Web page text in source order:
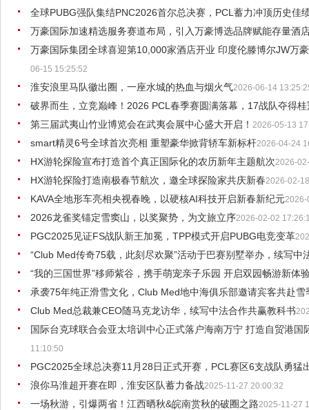
全球PUBG强队集结PNC2026首尔总决赛，PCL蓄力冲顶历史佳
万豪国际加速精选服务赛道布局，引入万豪博选品牌赋能存量酒
万豪国际集团全球喜迎第10,000家酒店开业 印度伦滕博尔JW万
06-15 15:25:52
淮安浪里马队徽出圈，一座水城的热血与烟火气2026-06-14
破界而生，立竞巅峰！2026 PCL春季赛圆满落幕，17战队夺得桂
第三届武夷山竹业博览会在武夷会展中心盛大开启！ 2026-05-13
smart精灵6号全球首次亮相 重塑豪华掀背轿车新标杆2026-04-24
HX游轮探险宣布打造首个真正国际化的农历新年主题航次2026-
HX游轮探险打造南极春节航次，邀全球探险家共庆新春2026-02-
KAVA全地形车亮相央视春晚，以硬核AI科技开启新春新纪元2026-
2026龙雀奖锚定雪窦山，以奖聚势，为文旅立序2026-02-02
PGC2025见证FS战队新王加冕，TPP模式开启PUBG电竞变革
“Club Med传奇75载，此刻尽欢聚”活动于巴赛别墅举办，续写中
“我的三国世界”移师紫谷，携手萌宠亲子乐园 开启双园畅游新体
承袭75年纯正滑雪文化，Club Med地中海俱乐部邀请宾客共赴雪
Club Med总裁兼CEO随马克龙访华，续写中法合作共赢教科书
国际台克球联合会亚太培训中心正式落户海南万宁 打造自贸港国
11:10:50
PGC2025全球总决赛11月28日正式开赛，PCL赛区6支战队勇猛
浪你马淮超开赛在即，淮安区队蓄力备战2025-11-27 20:00:32
一场秋游，引爆两省！江西晒秋&皖南赏秋的破圈之路2025-11-27